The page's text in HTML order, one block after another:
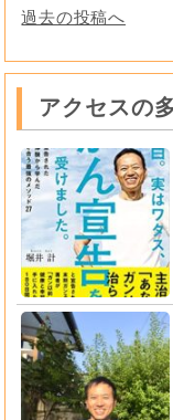
過去の投稿へ
アクセスの